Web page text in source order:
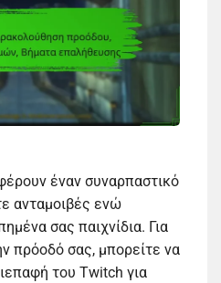
έναν συναρπαστικό
ανταμοιβές ενώ
σας παιχνίδια. Για
πρόοδό σας, μπορείτε να
του Twitch για